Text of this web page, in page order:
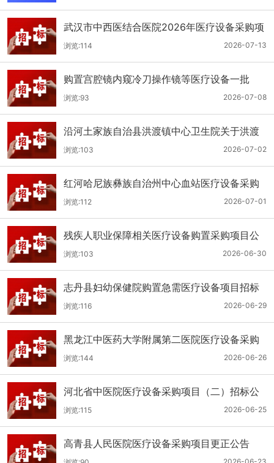
武汉市中西医结合医院2026年医疗设备采购项
目四公开招标公告
2026-07-13
浏览:114
购置宫腔镜内窥冷刀操作镜等医疗设备一批
（双盲+远程异地+分散）
2026-07-08
浏览:93
沿河土家族自治县洪渡镇中心卫生院关于洪渡
镇中心卫生院县域医疗次中心医疗设备采购项
目的公开招标公告
2026-07-02
浏览:103
红河哈尼族彝族自治州中心血站医疗设备采购
（二次）公开招标公告
2026-07-01
浏览:112
残疾人职业保障相关医疗设备购置采购项目公
开招标招标公告
2026-06-30
浏览:103
志丹县妇幼保健院购置急需医疗设备项目招标
公告
2026-06-29
浏览:116
黑龙江中医药大学附属第二医院医疗设备采购
(二次)招标公告
2026-06-26
浏览:144
河北省中医院医疗设备采购项目（二）招标公
告
2026-06-25
浏览:115
高青县人民医院医疗设备采购项目更正公告